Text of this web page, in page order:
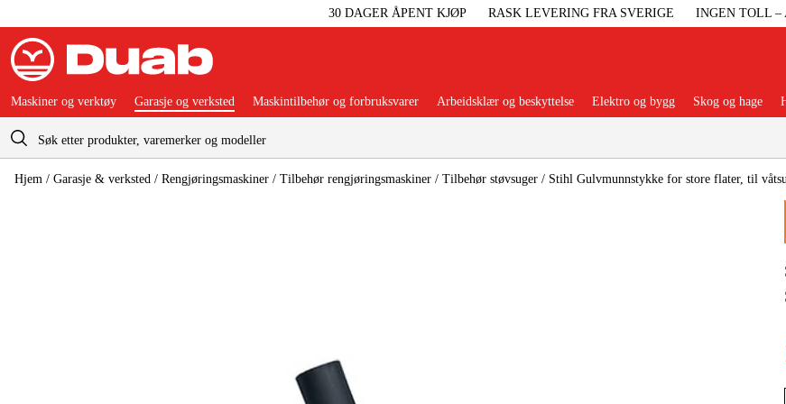
30 DAGER ÅPENT KJØP RASK LEVERING FRA SVERIGE INGEN TOLL –
Handlevogn Populære kategorier
Maskiner
Maskiner og verktøy Garasje og verksted Maskintilbehør og forbruksvarer Arbeidsklær og beskyttelse Elektro og bygg Skog og hage
Hjem / Garasje & verksted / Rengjøringsmaskiner / Tilbehør rengjøringsmaskiner / Tilbehør støvsuger / Stihl Gulvmunnstykke for store flater, til